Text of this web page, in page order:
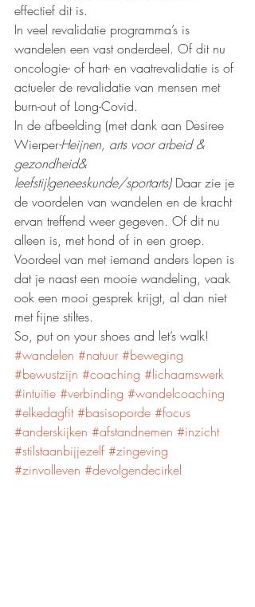
effectief dit is.
In veel revalidatie programma’s is
wandelen een vast onderdeel. Of dit nu
oncologie- of hart- en vaatrevalidatie is of
actueler de revalidatie van mensen met
burn-out of Long-Covid.
In de afbeelding (met dank aan Desiree
Wierper-Heijnen, arts voor arbeid &
gezondheid&
leefstijlgeneeskunde/sportarts) Daar zie je
de voordelen van wandelen en de kracht
ervan treffend weer gegeven. Of dit nu
alleen is, met hond of in een groep.
Voordeel van met iemand anders lopen is
dat je naast een mooie wandeling, vaak
ook een mooi gesprek krijgt, al dan niet
met fijne stiltes.
So, put on your shoes and let’s walk!
#wandelen #natuur #beweging
#bewustzijn #coaching #lichaamswerk
#intuitie #verbinding #wandelcoaching
#elkedagfit #basisoporde #focus
#anderskijken #afstandnemen #inzicht
#stilstaanbijjezelf #zingeving
#zinvolleven #devolgendecirkel